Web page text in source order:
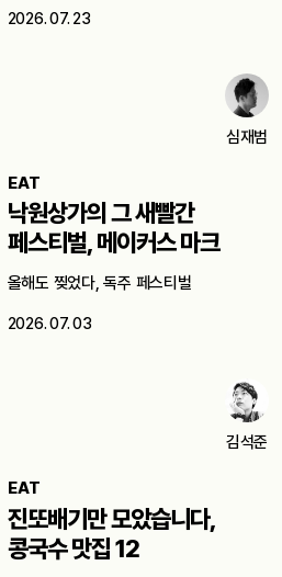
2026. 07. 23
심재범
EAT
낙원상가의 그 새빨간
페스티벌, 메이커스 마크
올해도 찢었다, 독주 페스티벌
2026. 07. 03
김석준
EAT
진또배기만 모았습니다,
콩국수 맛집 12